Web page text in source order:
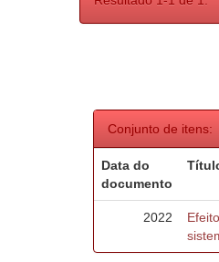
Conjunto de itens:
Data do
documento
2022